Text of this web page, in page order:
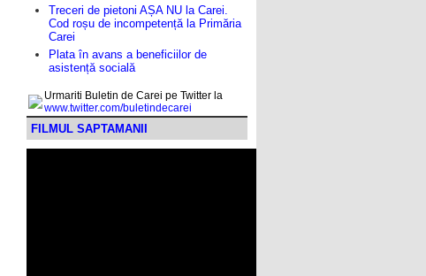
Treceri de pietoni AȘA NU la Carei.
Cod roșu de incompetență la Primăria
Carei
Plata în avans a beneficiilor de
asistență socială
Urmariti Buletin de Carei pe Twitter la
www.twitter.com/buletindecarei
FILMUL SAPTAMANII